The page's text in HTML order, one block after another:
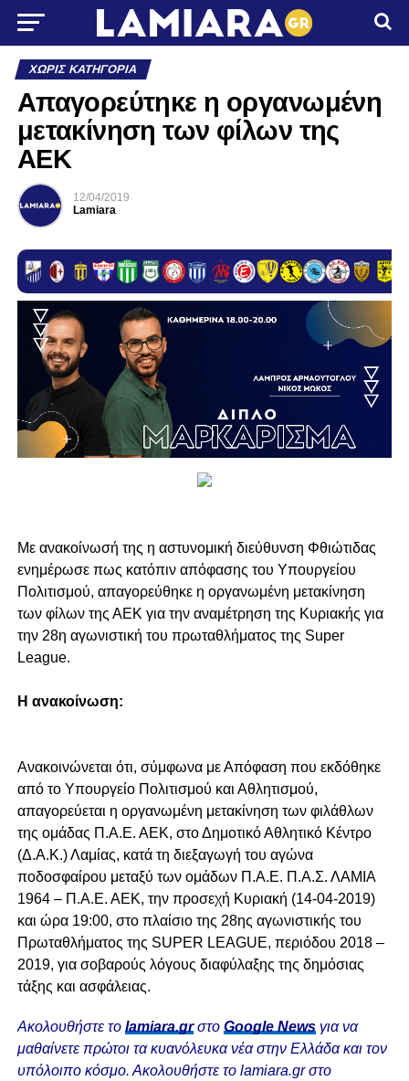
ΧΩΡΊΣ ΚΑΤΗΓΟΡΊΑ
Απαγορεύτηκε η οργανωμένη
μετακίνηση των φίλων της
ΑΕΚ
12/04/2019
Lamiara
Με ανακοίνωσή της η αστυνομική διεύθυνση Φθιώτιδας
ενημέρωσε πως κατόπιν απόφασης του Υπουργείου
Πολιτισμού, απαγορεύθηκε η οργανωμένη μετακίνηση
των φίλων της ΑΕΚ για την αναμέτρηση της Κυριακής για
την 28η αγωνιστική του πρωταθλήματος της Super
League.
H ανακοίνωση:
Ανακοινώνεται ότι, σύμφωνα με Απόφαση που εκδόθηκε
από το Υπουργείο Πολιτισμού και Αθλητισμού,
απαγορεύεται η οργανωμένη μετακίνηση των φιλάθλων
της ομάδας Π.Α.Ε. ΑΕΚ, στο Δημοτικό Αθλητικό Κέντρο
(Δ.Α.Κ.) Λαμίας, κατά τη διεξαγωγή του αγώνα
ποδοσφαίρου μεταξύ των ομάδων Π.Α.Ε. Π.Α.Σ. ΛΑΜΙΑ
1964 – Π.Α.Ε. ΑΕΚ, την προσεχή Κυριακή (14-04-2019)
και ώρα 19:00, στο πλαίσιο της 28ης αγωνιστικής του
Πρωταθλήματος της SUPER LEAGUE, περιόδου 2018 –
2019, για σοβαρούς λόγους διαφύλαξης της δημόσιας
τάξης και ασφάλειας.
Ακολουθήστε το lamiara.grστο Google Newsγια να
μαθαίνετε πρώτοι τα κυανόλευκα νέα στην Ελλάδα και τον
υπόλοιπο κόσμο. Ακολουθήστε το lamiara.gr στο